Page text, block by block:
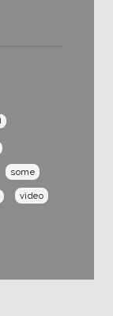
some
video